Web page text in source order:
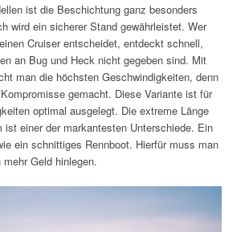
ist die Beschichtung ganz besonders
wird ein sicherer Stand gewährleistet. Wer
Cruiser entscheidet, entdeckt schnell,
an Bug und Heck nicht gegeben sind. Mit
man die höchsten Geschwindigkeiten, denn
gemacht. Diese Variante ist für
optimal ausgelegt. Die extreme Länge
einer der markantesten Unterschiede. Ein
ein schnittiges Rennboot. Hierfür muss man
Geld hinlegen.